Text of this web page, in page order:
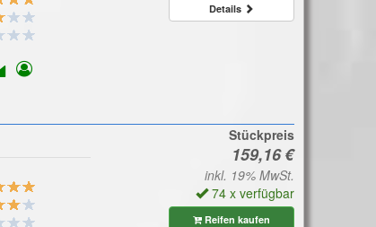
Details
Stückpreis
inkl. 19% MwSt.
74 x verfügbar
Reifen kaufen